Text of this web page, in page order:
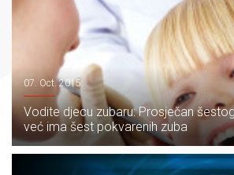
07. Oct. 2015.
Vodite djecu zubaru: Prosječan
već ima šest pokvarenih zuba